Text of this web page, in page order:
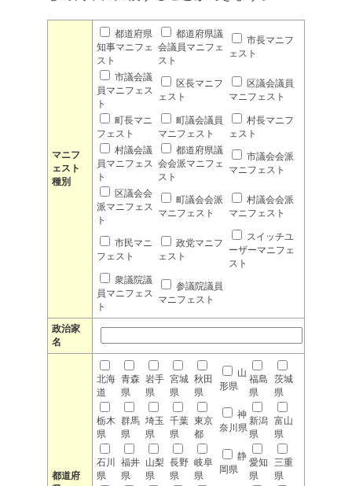
マニフ
ェスト
種別
都道府県
知事マニフェ
スト
都道府県議
会議員マニフェ
スト
市長マニフ
ェスト
市議会議
員マニフェス
ト
区長マニフ
ェスト
区議会議員
マニフェスト
町長マニ
フェスト
町議会議員
マニフェスト
村長マニフ
ェスト
村議会議
員マニフェス
ト
都道府県議
会会派マニフェ
スト
市議会会派
マニフェスト
区議会会
派マニフェス
ト
町議会会派
マニフェスト
村議会会派
マニフェスト
市民マニ
フェスト
政党マニフ
ェスト
スイッチユ
ーザーマニフェ
スト
衆議院議
員マニフェス
ト
参議院議員
マニフェスト
政治家
名
都道府
北海
道
青森
県
岩手
県
宮城
県
秋田
県
山
形県
福島
県
茨城
県
栃木
県
群馬
県
埼玉
県
千葉
県
東京
都
神
奈川県
新潟
県
富山
県
石川
県
福井
県
山梨
県
長野
県
岐阜
県
静
岡県
愛知
県
三重
県